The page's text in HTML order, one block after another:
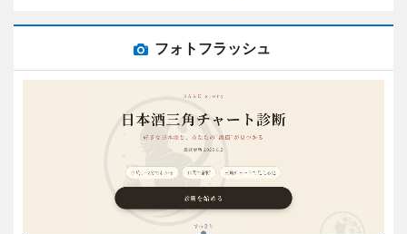
フォトフラッシュ